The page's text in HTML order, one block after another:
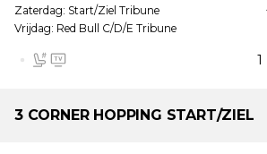
Onoverdekte tribune
Genummerde zitplaatsen
Video muur
Dit ticket wordt als e-ticket verstuurd.
Zaterdag Start/Ziel Tribune
Vrijdag Red Bull C/D/E Tribune
Ticketinformatie:
3 CORNER HOPPING START/ZIEL